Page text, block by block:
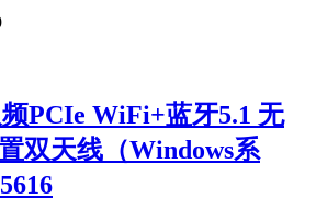
PCIe WiFi+蓝牙5.1 无
双天线（Windows系